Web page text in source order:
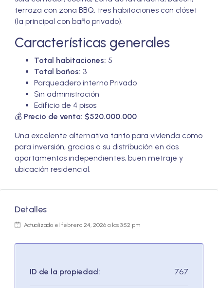
terraza con zona BBQ, tres habitaciones con clóset
(la principal con baño privado).
Características generales
Total habitaciones: 5
Total baños: 3
Parqueadero interno Privado
Sin administración
Edificio de 4 pisos
💰 Precio de venta: $520.000.000
Una excelente alternativa tanto para vivienda como
para inversión, gracias a su distribución en dos
apartamentos independientes, buen metraje y
ubicación residencial.
Detalles
Actualizado el febrero 24, 2026 a las 3:52 pm
ID de la propiedad: 767